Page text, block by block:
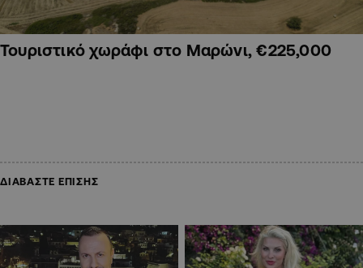
Τουριστικό χωράφι στο Μαρώνι, €225,000
ΔΙΑΒΑΣΤΕ ΕΠΙΣΗΣ